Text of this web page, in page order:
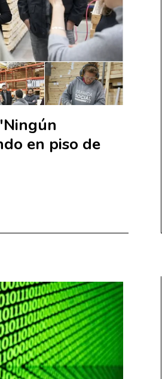
en piso de